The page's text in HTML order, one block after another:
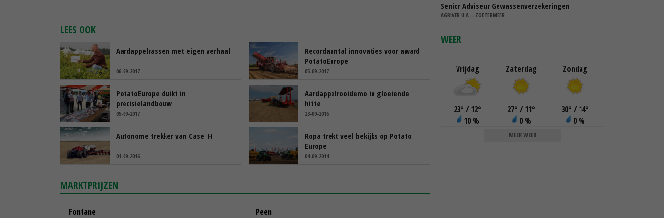
LEES OOK
Aardappelrassen met eigen verhaal
06-09-2017
Recordaantal innovaties voor award
PotatoEurope
05-09-2017
PotatoEurope duikt in
precisielandbouw
05-09-2017
Aardappelrooidemo in gloeiende
hitte
23-09-2016
Autonome trekker van Case IH
01-09-2016
Ropa trekt veel bekijks op Potato
Europe
04-09-2014
MARKTPRIJZEN
Fontane
Peen
Senior Adviseur Gewassenverzekeringen
AGRIVER U.A. - ZOETERMEER
WEER
Vrijdag
23° / 12°
10 %
Zaterdag
27° / 11°
0 %
Zondag
30° / 14°
0 %
MEER WEER